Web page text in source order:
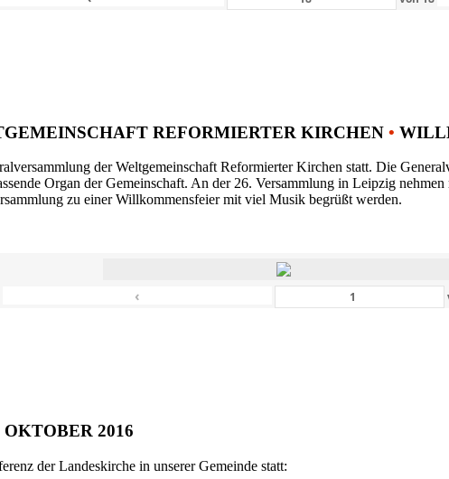
REFORMIERTER KIRCHEN •
der Weltgemeinschaft Reformierter Kirchen statt. Die
Organ der Gemeinschaft. An der 26. Versammlung in Leipzig
zu einer Willkommensfeier mit viel Musik begrüßt werden.
‹
OKTOBER 2016
der Landeskirche in unserer Gemeinde statt: